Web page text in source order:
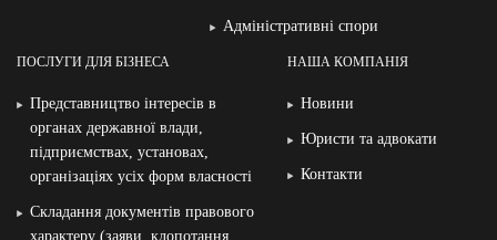
Адміністративні спори
ПОСЛУГИ ДЛЯ БІЗНЕСА
Представництво інтересів в
органах державної влади,
підприємствах, установах,
організаціях усіх форм власності
Складання документів правового
характеру (заяви, клопотання,
НАША КОМПАНІЯ
Новини
Юристи та адвокати
Контакти